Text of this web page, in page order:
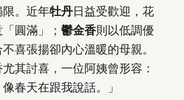
限。近年牡丹日益受歡迎，花
圓滿」； 鬱金香則以低調優
喜張揚卻內心溫暖的母親。
其討喜，一位阿姨曾形容：
像春天在跟我說話。」